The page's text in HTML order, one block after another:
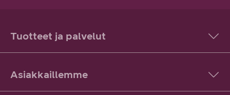
Tuotteet ja palvelut
Asiakkaillemme